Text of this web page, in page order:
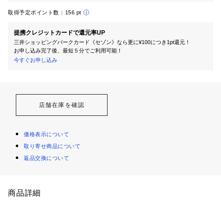
取得予定ポイント数： 156 pt
提携クレジットカードで還元率UP
三井ショッピングパークカード《セゾン》なら更に¥100につき1pt還元！
お申し込み完了後、最短５分でご利用可能！
今すぐお申し込み
店舗在庫を確認
価格表示について
取り寄せ商品について
返品交換について
商品詳細